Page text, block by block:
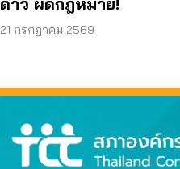
21 กรกฎาคม 2569